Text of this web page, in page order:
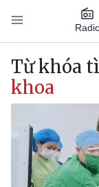
Nhảy đến nội dung
Main
Từ khóa
khoa